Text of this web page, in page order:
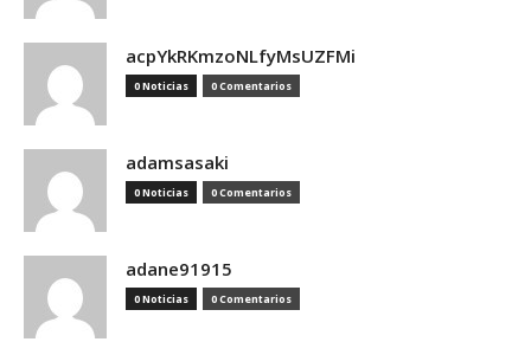
acpYkRKmzoNLfyMsUZFMi
0 Noticias 0 Comentarios
adamsasaki
0 Noticias 0 Comentarios
adane91915
0 Noticias 0 Comentarios